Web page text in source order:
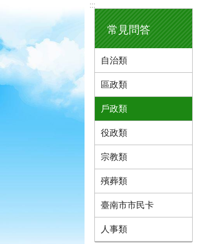
:::
常見問答
自治類
區政類
戶政類
役政類
宗教類
殯葬類
臺南市市民卡
人事類